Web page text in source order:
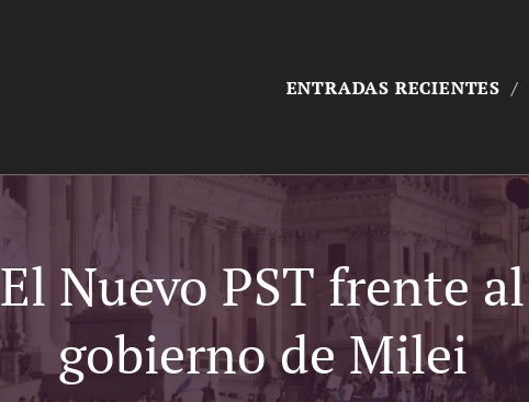
ENTRADAS RECIENTES
El Nuevo PST frente al
gobierno de Milei